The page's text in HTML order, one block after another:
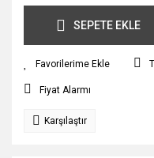
SEPETE EKLE
Fiyat Alarmı
Karşılaştır